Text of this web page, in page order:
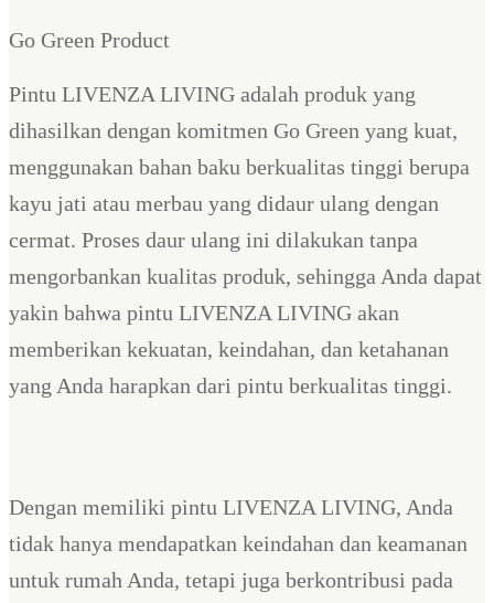
Go Green Product
Pintu LIVENZA LIVING adalah produk yang
dihasilkan dengan komitmen Go Green yang kuat,
menggunakan bahan baku berkualitas tinggi berupa
kayu jati atau merbau yang didaur ulang dengan
cermat. Proses daur ulang ini dilakukan tanpa
mengorbankan kualitas produk, sehingga Anda dapat
yakin bahwa pintu LIVENZA LIVING akan
memberikan kekuatan, keindahan, dan ketahanan
yang Anda harapkan dari pintu berkualitas tinggi.
Dengan memiliki pintu LIVENZA LIVING, Anda
tidak hanya mendapatkan keindahan dan keamanan
untuk rumah Anda, tetapi juga berkontribusi pada